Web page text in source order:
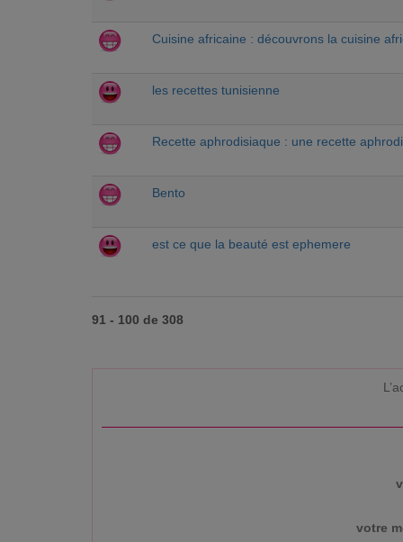
Cuisine africaine : découvrons la cuisine
les recettes tunisienne
Recette aphrodisiaque : une recette
Bento
est ce que la beauté est ephemere
91 - 100 de 308
votre